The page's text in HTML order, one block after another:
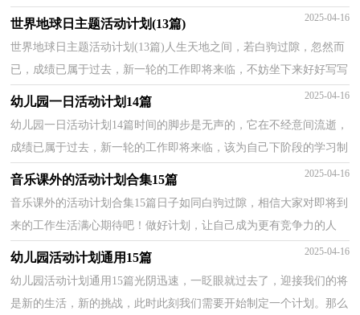
样的计划才是适合自己的呢？以下是小编精心整理的音...
世界地球日主题活动计划(13篇) 2025-04-16
世界地球日主题活动计划(13篇)人生天地之间，若白驹过隙，忽然而
已，成绩已属于过去，新一轮的工作即将来临，不妨坐下来好好写写
计划吧。什么样的计划才是好的计划呢？以下是小编为大家...
幼儿园一日活动计划14篇 2025-04-16
幼儿园一日活动计划14篇时间的脚步是无声的，它在不经意间流逝，
成绩已属于过去，新一轮的工作即将来临，该为自己下阶段的学习制
定一个计划了。计划到底怎么拟定才合适呢？下面是小编...
音乐课外的活动计划合集15篇 2025-04-16
音乐课外的活动计划合集15篇日子如同白驹过隙，相信大家对即将到
来的工作生活满心期待吧！做好计划，让自己成为更有竞争力的人
吧。相信许多人会觉得计划很难写？下面是小编收集整理...
幼儿园活动计划通用15篇 2025-04-16
幼儿园活动计划通用15篇光阴迅速，一眨眼就过去了，迎接我们的将
是新的生活，新的挑战，此时此刻我们需要开始制定一个计划。那么